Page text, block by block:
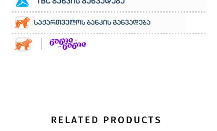
RELATED PRODUCTS